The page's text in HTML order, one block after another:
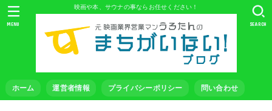
映画や本、サウナの事ならお任せください！
ホーム 運営者情報 プライバシーポリシー 問い合わせ
SEARCH
MENU